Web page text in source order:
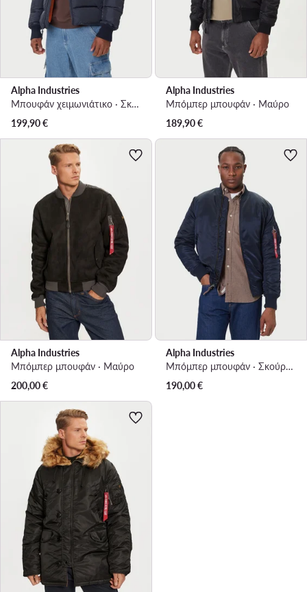
Alpha Industries
Μπουφάν χειμωνιάτικο · Σκούρο μπλε
199,90€
Alpha Industries
Μπόμπερ μπουφάν · Μαύρο
189,90€
Alpha Industries
Μπόμπερ μπουφάν · Μαύρο
200,00€
Alpha Industries
Μπόμπερ μπουφάν · Σκούρο μπλε
190,00€